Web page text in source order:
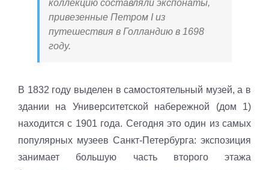
коллекцию составляли экспонаты,
привезенные Петром I из
путешествия в Голландию в 1698
году.
В 1832 году выделен в самостоятельный музей, а в
здании на Университетской набережной (дом 1)
находится с 1901 года. Сегодня это один из самых
популярных музеев Санкт-Петербурга: экспозиция
занимает большую часть второго этажа